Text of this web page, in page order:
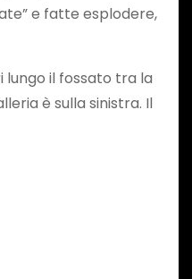
e fatte esplodere,
il fossato tra la
è sulla sinistra. Il